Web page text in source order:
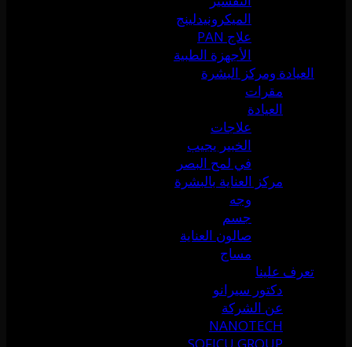
الميكرونيدلينج
علاج PAN
الأجهزة الطبية
العيادة ومركز البشرة
مقرات
العيادة
علاجات
الخبير يجيب
في لمح البصر
مركز العناية بالبشرة
وجه
جسم
صالون العناية
مساج
تعرف علينا
دكتور سيرانو
عن الشركة
NANOTECH